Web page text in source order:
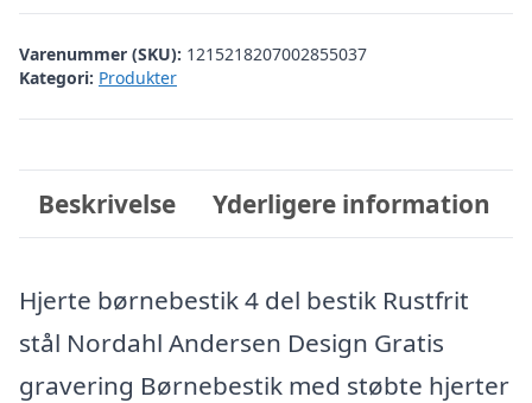
Varenummer (SKU): 1215218207002855037
Kategori: Produkter
Beskrivelse Yderligere information
Hjerte børnebestik 4 del bestik Rustfrit
stål Nordahl Andersen Design Gratis
gravering Børnebestik med støbte hjerter